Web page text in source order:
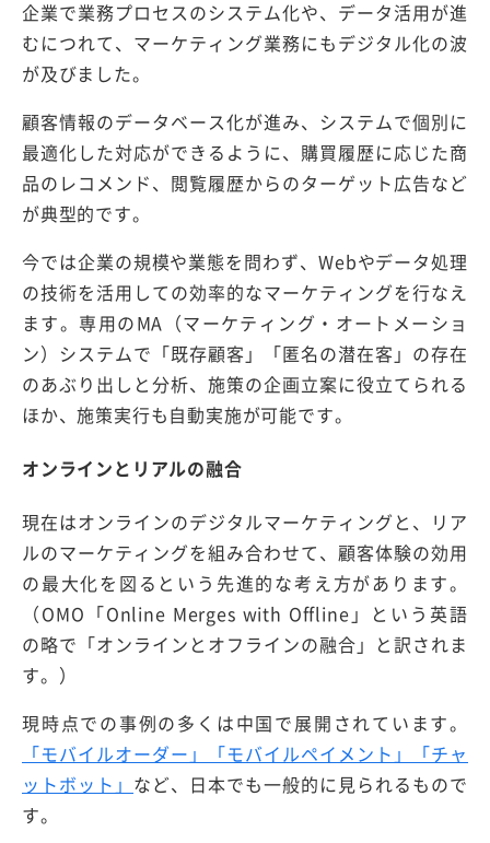
企業で業務プロセスのシステム化や、データ活用が進
むにつれて、マーケティング業務にもデジタル化の波
が及びました。
顧客情報のデータベース化が進み、システムで個別に
最適化した対応ができるように、購買履歴に応じた商
品のレコメンド、閲覧履歴からのターゲット広告など
が典型的です。
今では企業の規模や業態を問わず、Webやデータ処理
の技術を活用しての効率的なマーケティングを行なえ
ます。専用のMA（マーケティング・オートメーショ
ン）システムで「既存顧客」「匿名の潜在客」の存在
のあぶり出しと分析、施策の企画立案に役立てられる
ほか、施策実行も自動実施が可能です。
オンラインとリアルの融合
現在はオンラインのデジタルマーケティングと、リア
ルのマーケティングを組み合わせて、顧客体験の効用
の最大化を図るという先進的な考え方があります。
（OMO「Online Merges with Offline」という英語
の略で「オンラインとオフラインの融合」と訳されま
す。）
現時点での事例の多くは中国で展開されています。
「モバイルオーダー」「モバイルペイメント」「チャ
ットボット」 など、日本でも一般的に見られるもので
す。